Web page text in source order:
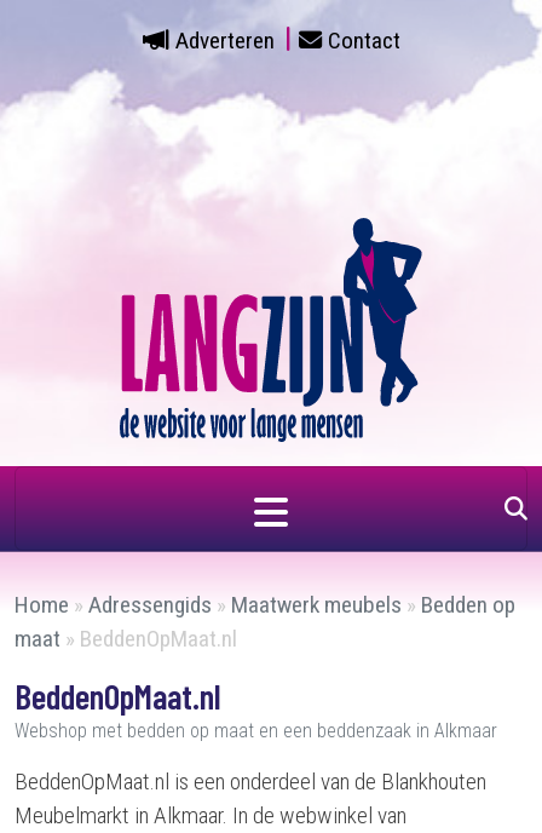
Adverteren Contact
Home » Adressengids » Maatwerk meubels » Bedden op
maat » BeddenOpMaat.nl
BeddenOpMaat.nl
Webshop met bedden op maat en een beddenzaak in Alkmaar
BeddenOpMaat.nl is een onderdeel van de Blankhouten
Meubelmarkt in Alkmaar. In de webwinkel van